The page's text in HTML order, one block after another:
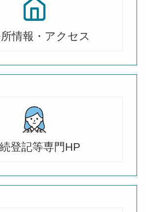
情報・アクセス
登記等専門HP